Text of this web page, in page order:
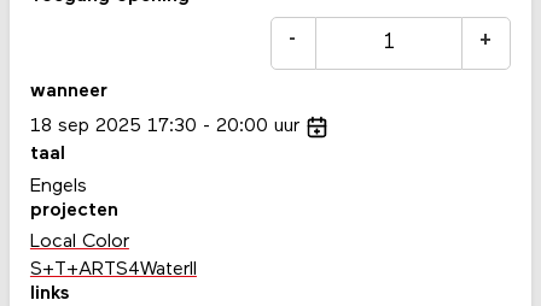
- +
wanneer
18 sep 2025 17:30 20:00 uur
taal
Engels
projecten
Local Color
S+T+ARTS4WaterII
links